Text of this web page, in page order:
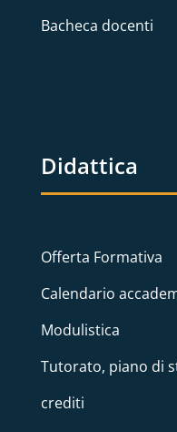
Bacheca docenti
Didattica
Offerta Formativa
Calendario
Modulistica
Tutorato, piano di
crediti